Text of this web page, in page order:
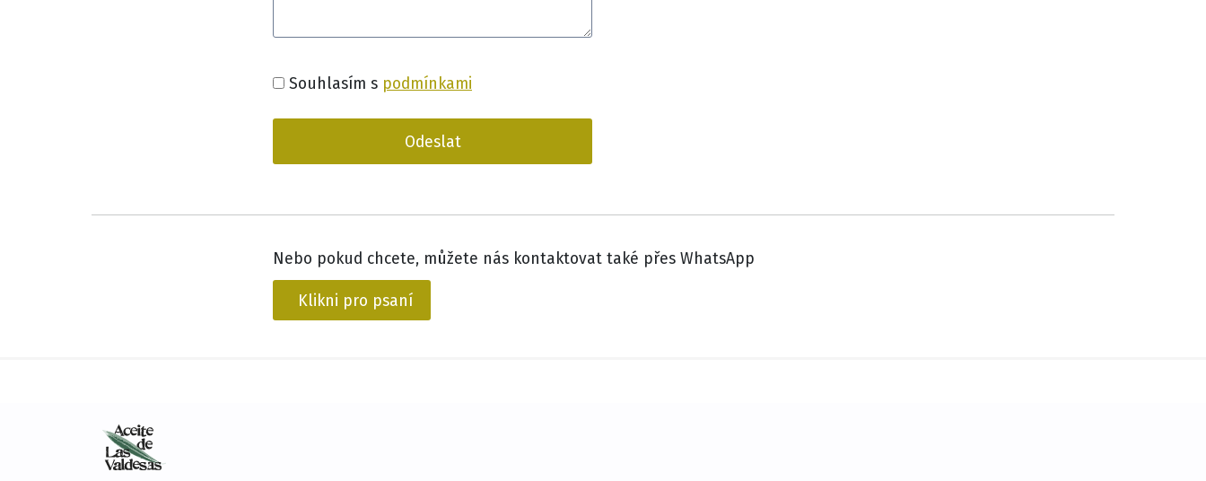
Souhlasím s podmínkami
Odeslat
Nebo pokud chcete, můžete nás kontaktovat také přes WhatsApp
Klikni pro psaní